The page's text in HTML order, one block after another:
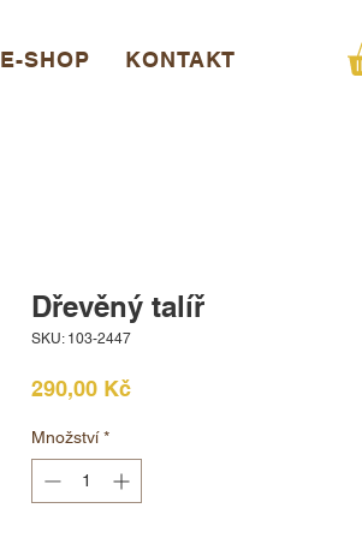
E-SHOP KONTAKT
Dřevěný talíř
SKU: 103-2447
290,00 KčCena
Množství *